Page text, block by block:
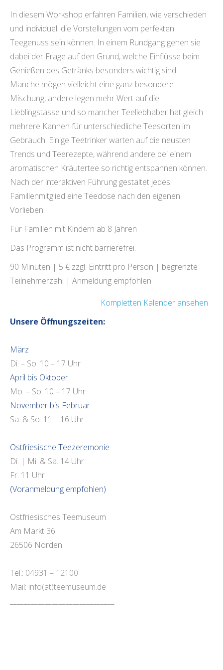
In diesem Workshop erfahren Familien, wie verschieden
und individuell die Vorstellungen vom perfekten
Teegenuss sein können. In einem Rundgang gehen sie
dabei der Frage auf den Grund, welche Einflüsse beim
Genießen des Getränks besonders wichtig sind:
Manche mögen vielleicht eine ganz besondere
Mischung, andere legen mehr Wert auf die
Lieblingstasse und so mancher Teeliebhaber hat gleich
mehrere Kannen für unterschiedliche Teesorten im
Gebrauch. Einige Teetrinker warten auf die neusten
Trends und Teerezepte, während andere bei einem
aromatischen Kräutertee so richtig entspannen können.
Nach der interaktiven Führung gestaltet jedes
Familienmitglied eine Teedose nach den eigenen
Vorlieben.
Für Familien mit Kindern ab 8 Jahren
Das Programm ist nicht barrierefrei.
90 Minuten | 5 € zzgl. Eintritt pro Person | begrenzte
Teilnehmerzahl | Anmeldung empfohlen
Kompletten Kalender ansehen
Unsere Öffnungszeiten:
März
Di. – So. 10 – 17 Uhr
April bis Oktober
Mo. – So. 10 – 17 Uhr
November bis Februar
Sa. & So. 11 – 16 Uhr
Ostfriesische Teezeremonie
Di. | Mi. & Sa. 14 Uhr
Fr. 11 Uhr
(Voranmeldung empfohlen)
Ostfriesisches Teemuseum
Am Markt 36
26506 Norden
Tel.: 04931 – 12100
Mail: info(at)teemuseum.de